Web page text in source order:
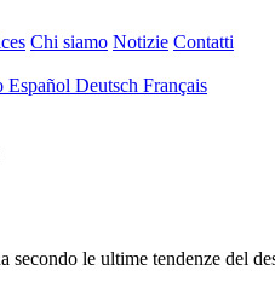
Chi siamo Notizie Contatti
Español Deutsch Français
secondo le ultime tendenze del